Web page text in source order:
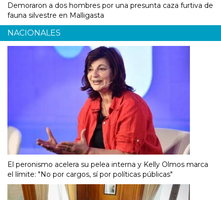
Demoraron a dos hombres por una presunta caza furtiva de
fauna silvestre en Malligasta
NACIONALES
El peronismo acelera su pelea interna y Kelly Olmos marca
el límite: "No por cargos, sí por políticas públicas"